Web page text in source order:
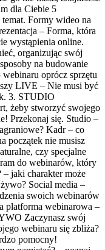
dla Ciebie 5
Formy wideo na
– Forma, która
wystąpienia online.
organizując swój
na budowanie
oprócz sprzętu
LIVE – Nie musi być
3. STUDIO
żeby stworzyć swojego
Przekonaj się. Studio –
Kadr – co
początek nie musisz
czy specjalne
do webinarów, który
– jaki charakter może
Social media –
swoich webinarów
platforma webinarowa –
Zaczynasz swój
webinaru się zbliża?
pomocny!